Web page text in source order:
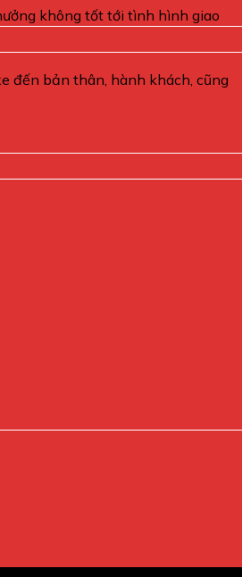
không tốt tới tình hình giao
đến bản thân, hành khách, cũng